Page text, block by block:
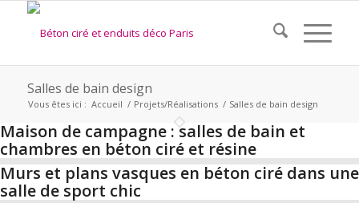
Salles de bain design
Vous êtes ici : Accueil / Projets/Réalisations / Salles de bain design
Maison de campagne : salles de bain et
chambres en béton ciré et résine
Murs et plans vasques en béton ciré dans une
salle de sport chic